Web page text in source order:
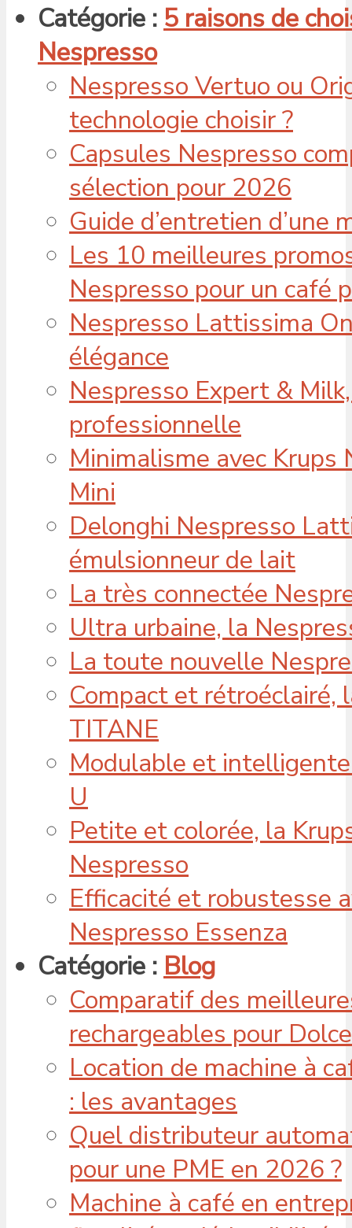
Catégorie : 5 raisons de
Nespresso
Nespresso Vertuo ou
technologie choisir ?
Capsules Nespresso
sélection pour 2026
Guide d’entretien d’une
Les 10 meilleures
Nespresso pour un
Nespresso Lattissima
élégance
Nespresso Expert &
professionnelle
Minimalisme avec Krups
Mini
Delonghi Nespresso
émulsionneur de lait
La très connectée
Ultra urbaine, la
La toute nouvelle
Compact et rétroéclairé,
TITANE
Modulable et
U
Petite et colorée, la
Nespresso
Efficacité et robustesse
Nespresso Essenza
Catégorie : Blog
Comparatif des
rechargeables pour
Location de machine à
: les avantages
Quel distributeur
pour une PME en 2026 ?
Machine à café en